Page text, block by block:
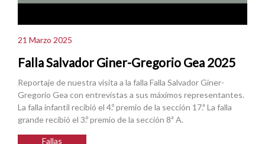
21 Marzo 2025
Falla Salvador Giner-Gregorio Gea 2025
Reportaje de nuestra visita a la falla Falla Salvador Giner-
Gregorio Gea con entrevistas a sus máximos representantes.
La falla infantil recibió el 4.º premio de la sección 17.ª La falla
grande recibió el 3.º premio de la sección 8ª A.
Fallas